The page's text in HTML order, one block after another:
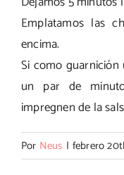
Emplatamos las
encima.
Si como guarnición
un par de
impregnen de la
Por Neus | febrero